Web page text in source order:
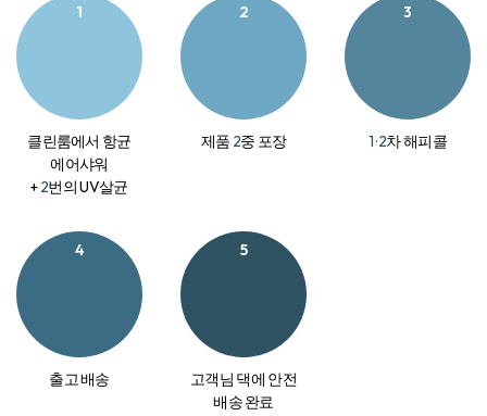
1
클린룸에서 항균
에어샤워
+2번의 UV살균
2
제품 2중 포장
3
1 · 2차 해피콜
4
출고 배송
5
고객님 댁에 안전
배송 완료